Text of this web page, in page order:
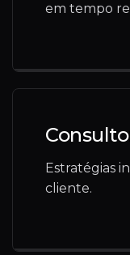
em tempo
Estratégias
cliente.